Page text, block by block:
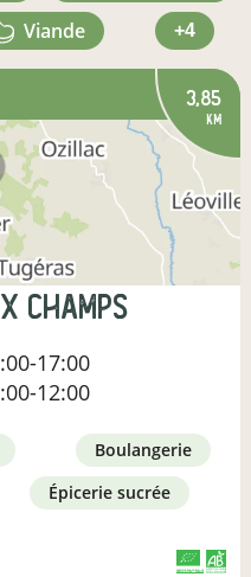
viande +4
3,85
km
CHAMPS
17:00
12:00
boulangerie
épicerie sucrée
CERTIFIÉ PAR FR-BIO-10
AGRICULTURE FRANCE